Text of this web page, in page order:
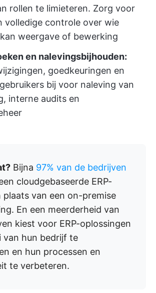
rollen te limieteren. Zorg voor
volledige controle over wie
weergave of bewerking
en nalevingsbijhouden:
goedkeuringen en
bij voor naleving van
interne audits en
Bijna 97% van de bedrijven
cloudgebaseerde ERP-
plaats van een on-premise
En een meerderheid van
kiest voor ERP-oplossingen
van hun bedrijf te
en hun processen en
te verbeteren.